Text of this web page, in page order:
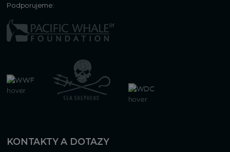
Podporujeme:
KONTAKTY A DOTAZY